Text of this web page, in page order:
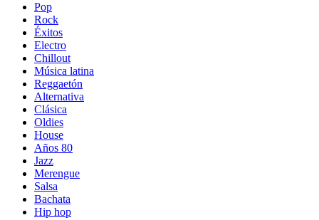
Pop
Rock
Éxitos
Electro
Chillout
Música latina
Reggaetón
Alternativa
Clásica
Oldies
House
Años 80
Jazz
Merengue
Salsa
Bachata
Hip hop